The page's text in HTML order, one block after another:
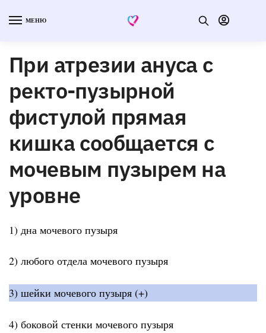
МЕНЮ
При атрезии ануса с
ректо-пузырной
фистулой прямая
кишка сообщается с
мочевым пузырем на
уровне
1) дна мочевого пузыря
2) любого отдела мочевого пузыря
3) шейки мочевого пузыря (+)
4) боковой стенки мочевого пузыря